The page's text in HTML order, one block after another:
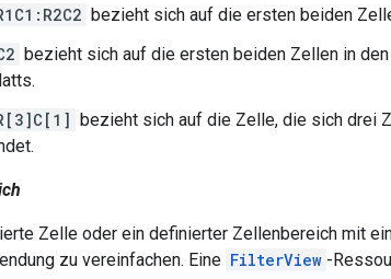
bezieht sich auf die ersten beiden
bezieht sich auf die ersten beiden Zellen in
bezieht sich auf die Zelle, die sich drei
Zelle oder ein definierter Zellenbereich mit
zu vereinfachen. Eine FilterView -